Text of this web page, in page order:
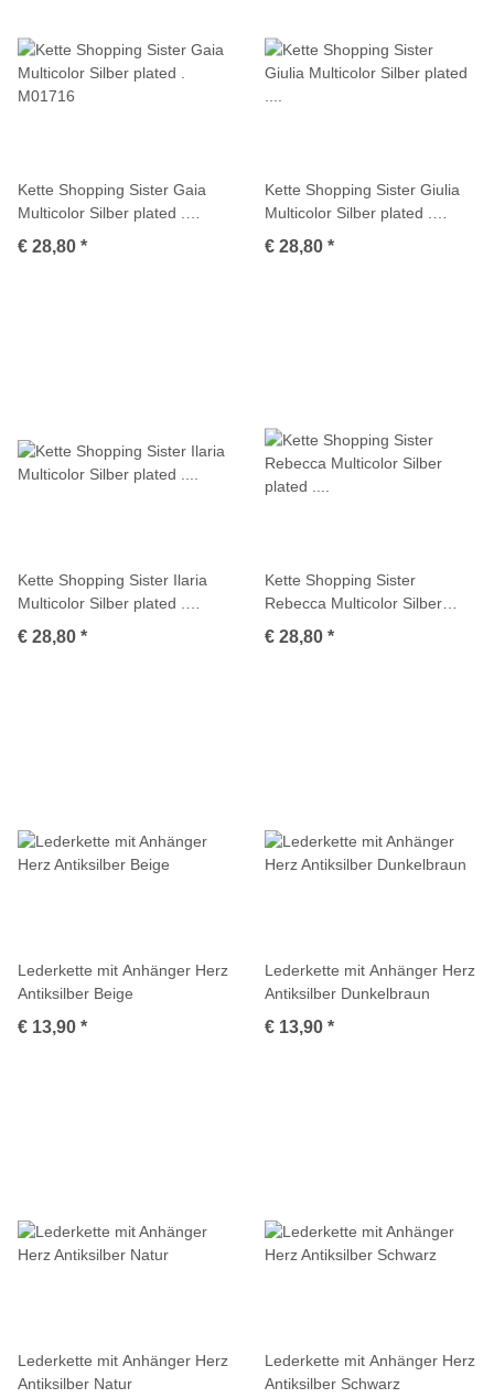
Kette Shopping Sister Gaia
Multicolor Silber plated .
M01716
€ 28,80 *
Kette Shopping Sister Giulia
Multicolor Silber plated .
M01713
€ 28,80 *
Kette Shopping Sister Ilaria
Multicolor Silber plated .
M01714
€ 28,80 *
Kette Shopping Sister
Rebecca Multicolor Silber
plated . M01717
€ 28,80 *
Lederkette mit Anhänger Herz
Antiksilber Beige
€ 13,90 *
Lederkette mit Anhänger Herz
Antiksilber Dunkelbraun
€ 13,90 *
Lederkette mit Anhänger Herz
Antiksilber Natur
Lederkette mit Anhänger Herz
Antiksilber Schwarz